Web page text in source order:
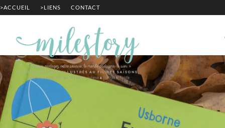
>ACCUEIL >LIENS CONTACT